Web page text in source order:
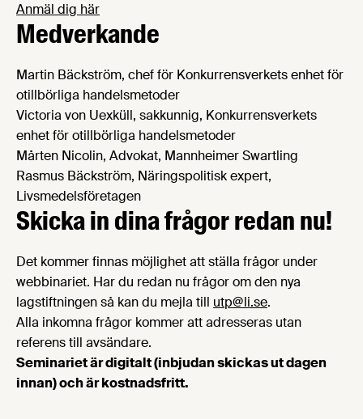
Anmäl dig här
Medverkande
Martin Bäckström, chef för Konkurrensverkets enhet för
otillbörliga handelsmetoder
Victoria von Uexküll, sakkunnig, Konkurrensverkets
enhet för otillbörliga handelsmetoder
Mårten Nicolin, Advokat, Mannheimer Swartling
Rasmus Bäckström, Näringspolitisk expert,
Livsmedelsföretagen
Skicka in dina frågor redan nu!
Det kommer finnas möjlighet att ställa frågor under
webbinariet. Har du redan nu frågor om den nya
lagstiftningen så kan du mejla till utp@li.se.
Alla inkomna frågor kommer att adresseras utan
referens till avsändare.
Seminariet är digitalt (inbjudan skickas ut dagen
innan) och är kostnadsfritt.